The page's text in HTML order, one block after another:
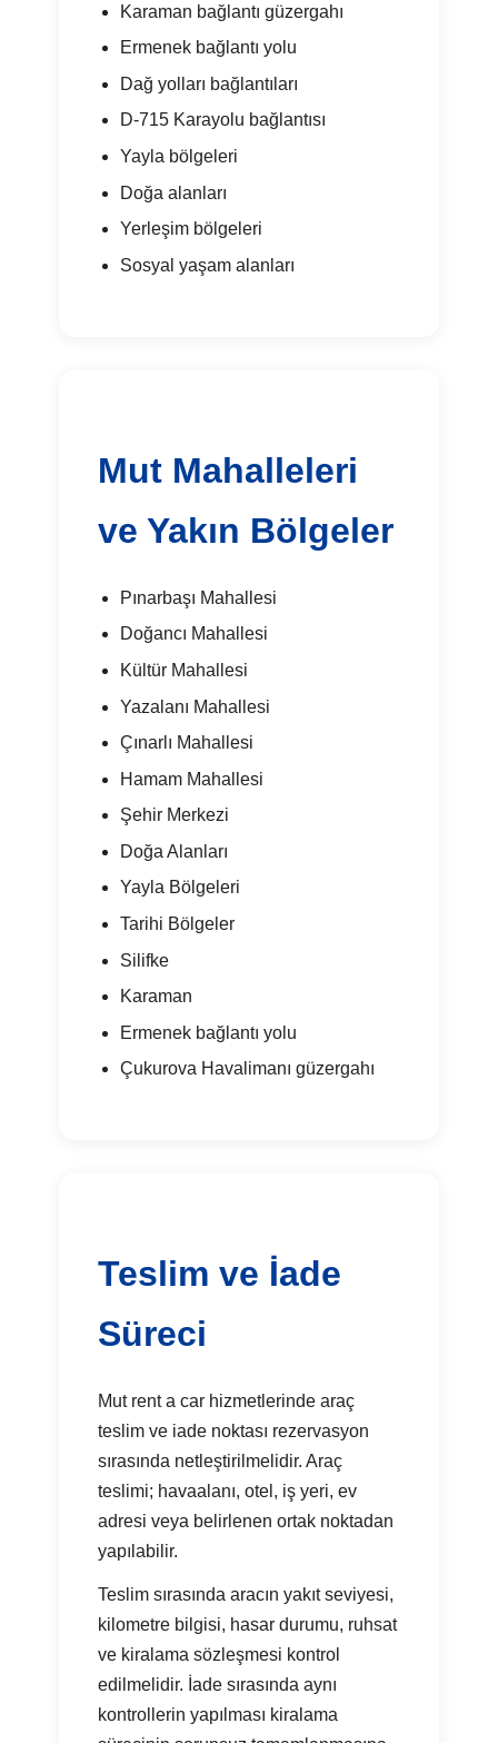
Karaman bağlantı güzergahı
Ermenek bağlantı yolu
Dağ yolları bağlantıları
D-715 Karayolu bağlantısı
Yayla bölgeleri
Doğa alanları
Yerleşim bölgeleri
Sosyal yaşam alanları
Mut Mahalleleri
ve Yakın Bölgeler
Pınarbaşı Mahallesi
Doğancı Mahallesi
Kültür Mahallesi
Yazalanı Mahallesi
Çınarlı Mahallesi
Hamam Mahallesi
Şehir Merkezi
Doğa Alanları
Yayla Bölgeleri
Tarihi Bölgeler
Silifke
Karaman
Ermenek bağlantı yolu
Çukurova Havalimanı güzergahı
Teslim ve İade
Süreci
Mut rent a car hizmetlerinde araç
teslim ve iade noktası rezervasyon
sırasında netleştirilmelidir. Araç
teslimi; havaalanı, otel, iş yeri, ev
adresi veya belirlenen ortak noktadan
yapılabilir.
Teslim sırasında aracın yakıt seviyesi,
kilometre bilgisi, hasar durumu, ruhsat
ve kiralama sözleşmesi kontrol
edilmelidir. İade sırasında aynı
kontrollerin yapılması kiralama